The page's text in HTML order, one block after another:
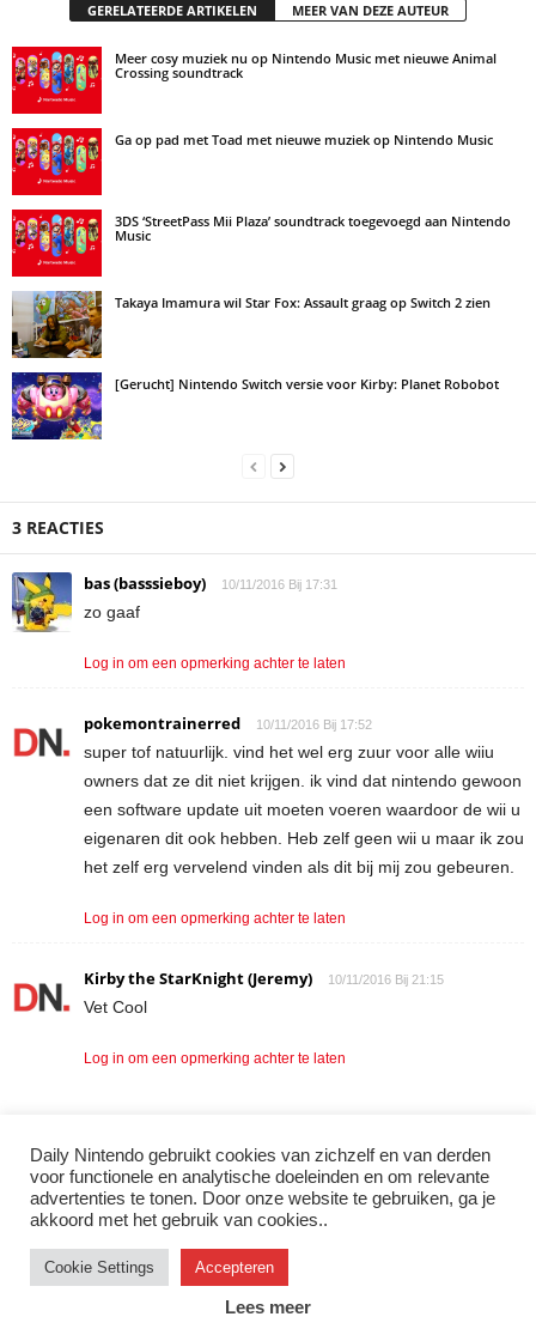
GERELATEERDE ARTIKELEN MEER VAN DEZE AUTEUR
Meer cosy muziek nu op Nintendo Music met nieuwe Animal
Crossing soundtrack
Ga op pad met Toad met nieuwe muziek op Nintendo Music
3DS ‘StreetPass Mii Plaza’ soundtrack toegevoegd aan Nintendo
Music
Takaya Imamura wil Star Fox: Assault graag op Switch 2 zien
[Gerucht] Nintendo Switch versie voor Kirby: Planet Robobot
3 REACTIES
bas (basssieboy) 10/11/2016 Bij 17:31
zo gaaf
Log in om een opmerking achter te laten
pokemontrainerred 10/11/2016 Bij 17:52
super tof natuurlijk. vind het wel erg zuur voor alle wiiu
owners dat ze dit niet krijgen. ik vind dat nintendo gewoon
een software update uit moeten voeren waardoor de wii u
eigenaren dit ook hebben. Heb zelf geen wii u maar ik zou
het zelf erg vervelend vinden als dit bij mij zou gebeuren.
Log in om een opmerking achter te laten
Kirby the StarKnight (Jeremy) 10/11/2016 Bij 21:15
Vet Cool
Log in om een opmerking achter te laten
LAAT EEN REACTIE ACHTER
Log in om een opmerking achter te laten
Instagram Facebook X/Twitter
Daily Nintendo gebruikt cookies van zichzelf en van derden
voor functionele en analytische doeleinden en om relevante
advertenties te tonen. Door onze website te gebruiken, ga je
akkoord met het gebruik van cookies..
Cookie Settings Accepteren
Lees meer